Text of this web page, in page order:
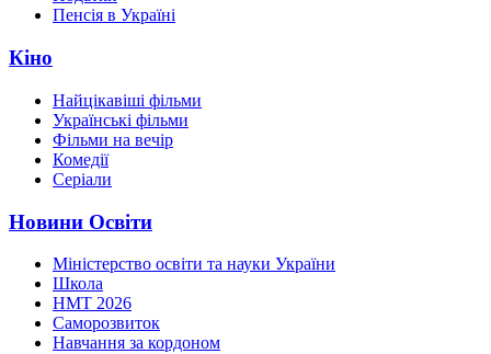
Пенсія в Україні
Кіно
Найцікавіші фільми
Українські фільми
Фільми на вечір
Комедії
Серіали
Новини Освіти
Міністерство освіти та науки України
Школа
НМТ 2026
Саморозвиток
Навчання за кордоном